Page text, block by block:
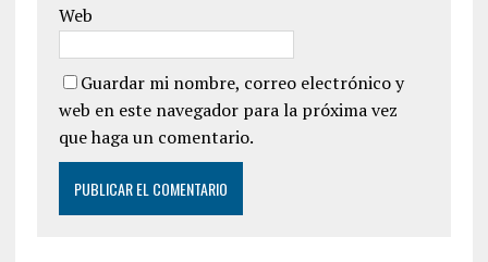
Web
Guardar mi nombre, correo electrónico y
web en este navegador para la próxima vez
que haga un comentario.